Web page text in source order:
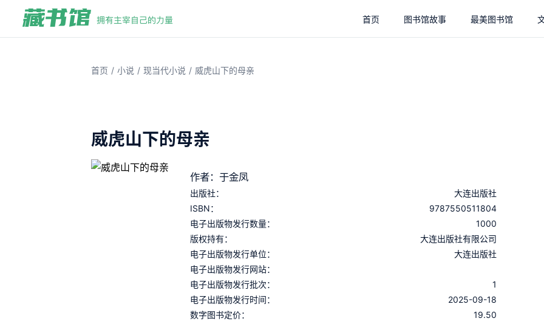
首页 图书馆故事 最美图书馆
首页 / 小说 / 现当代小说 / 威虎山下的母亲
威虎山下的母亲
作者：于金凤
出版社：
大连出版社
ISBN：
9787550511804
电子出版物发行数量：
1000
版权持有：
大连出版社有限公司
电子出版物发行单位：
大连出版社
电子出版物发行网站：
电子出版物发行批次：
1
电子出版物发行时间：
2025-09-18
数字图书定价：
19.50